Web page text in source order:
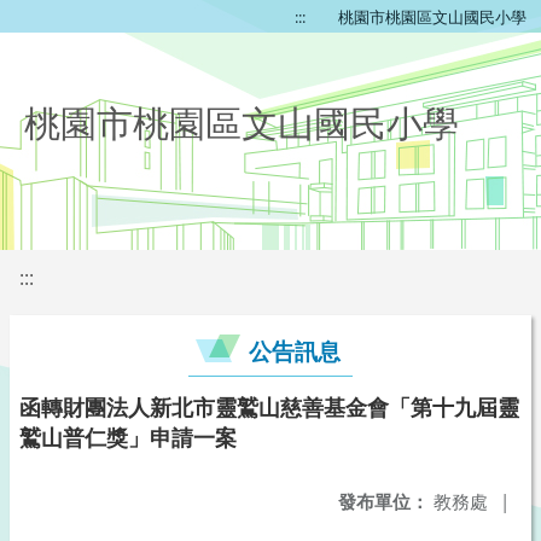
::: 桃園市桃園區文山國民小學
桃園市桃園區文山國民小學
:::
公告訊息
函轉財團法人新北市靈鷲山慈善基金會「第十九屆靈
鷲山普仁獎」申請一案
發布單位： 教務處 |